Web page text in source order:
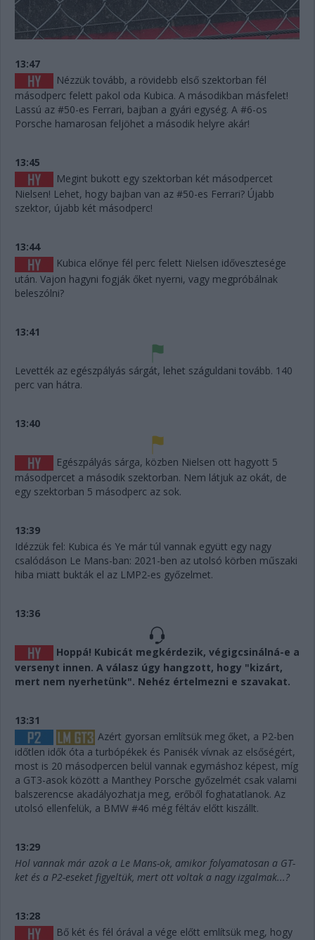
13:47
Nézzük tovább, a rövidebb első szektorban fél
másodperc felett pakol oda Kubica. A másodikban másfelet!
Lassú az #50-es Ferrari, bajban a gyári egység. A #6-os
Porsche hamarosan feljöhet a második helyre akár!
13:45
Megint bukott egy szektorban két másodpercet
Nielsen! Lehet, hogy bajban van az #50-es Ferrari? Újabb
szektor, újabb két másodperc!
13:44
Kubica előnye fél perc felett Nielsen idővesztesége
után. Vajon hagyni fogják őket nyerni, vagy megpróbálnak
beleszólni?
13:41
Levették az egészpályás sárgát, lehet száguldani tovább. 140
perc van hátra.
13:40
Egészpályás sárga, közben Nielsen ott hagyott 5
másodpercet a második szektorban. Nem látjuk az okát, de
egy szektorban 5 másodperc az sok.
13:39
Idézzük fel: Kubica és Ye már túl vannak együtt egy nagy
csalódáson Le Mans-ban: 2021-ben az utolsó körben műszaki
hiba miatt bukták el az LMP2-es győzelmet.
13:36
Hoppá! Kubicát megkérdezik, végigcsinálná-e a
versenyt innen. A válasz úgy hangzott, hogy "kizárt,
mert nem nyerhetünk". Nehéz értelmezni e szavakat.
13:31
Azért gyorsan említsük meg őket, a P2-ben
időtlen idők óta a turbópékek és Panisék vívnak az elsőségért,
most is 20 másodpercen belül vannak egymáshoz képest, míg
a GT3-asok között a Manthey Porsche győzelmét csak valami
balszerencse akadályozhatja meg, erőből foghatatlanok. Az
utolsó ellenfelük, a BMW #46 még féltáv előtt kiszállt.
13:29
Hol vannak már azok a Le Mans-ok, amikor folyamatosan a GT-
ket és a P2-eseket figyeltük, mert ott voltak a nagy izgalmak...?
13:28
Bő két és fél órával a vége előtt említsük meg, hogy